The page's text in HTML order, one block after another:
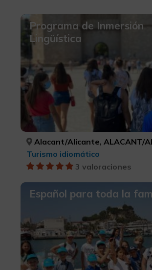
Programa de Inmersión
Lingüística
Alacant/Alicante, ALACANT/
Turismo idiomático
3 valoraciones
Español para toda la